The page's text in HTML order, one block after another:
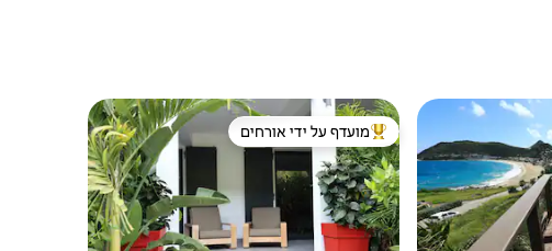
מוביל בקרב נכסים מועדפים על ידי אורחים
מועדף על ידי אורחים